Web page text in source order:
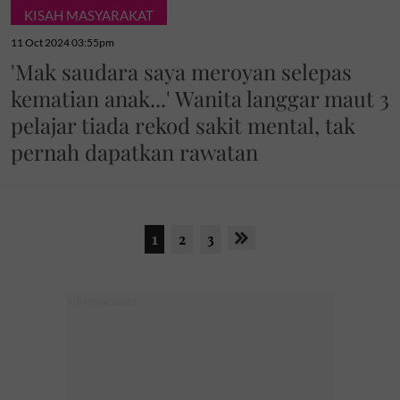
KISAH MASYARAKAT
11 Oct 2024 03:55pm
'Mak saudara saya meroyan selepas
kematian anak...' Wanita langgar maut 3
pelajar tiada rekod sakit mental, tak
pernah dapatkan rawatan
1 2 3